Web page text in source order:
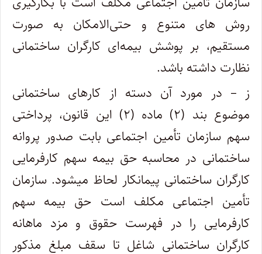
روش های متنوع و حتی­‌الامکان به صورت
مستقیم، بر پوشش بیمه­‌ای کارگران ساختمانی
نظارت داشته­ باشد.
ز – در مورد آن دسته از کارهای ساختمانی
موضوع بند (۲) ماده (۲) این قانون، پرداختی
سهم سازمان تأمین اجتماعی بابت صدور پروانه
ساختمانی در محاسبه حق بیمه سهم کارفرمایی
کارگران ساختمانی پیمانکار لحاظ میشود. سازمان
تأمین اجتماعی مکلف است حق بیمه سهم
کارفرمایی را در فهرست حقوق و مزد ماهانه
کارگران ساختمانی شاغل تا سقف مبلغ مذکور